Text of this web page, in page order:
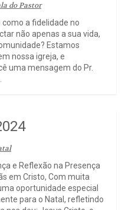
do Pastor
a fidelidade no
não apenas a sua vida,
Estamos
nossa igreja, e
uma mensagem do Pr.
e Reflexão na Presença
em Cristo, Com muita
oportunidade especial
para o Natal, refletindo